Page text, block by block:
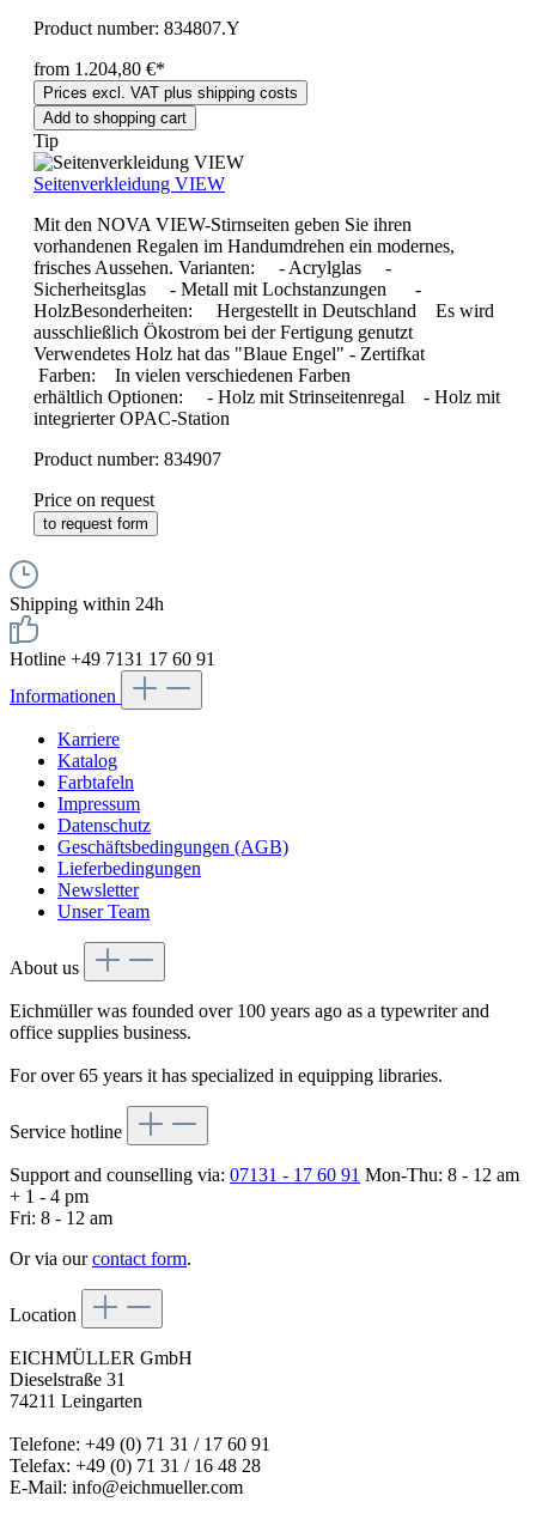
Product number: 834807.Y
from 1.204,80 €*
Prices excl. VAT plus shipping costs
Add to shopping cart
Tip
Seitenverkleidung VIEW
Mit den NOVA VIEW-Stirnseiten geben Sie ihren
vorhandenen Regalen im Handumdrehen ein modernes,
frisches Aussehen. Varianten: - Acrylglas -
Sicherheitsglas - Metall mit Lochstanzungen -
HolzBesonderheiten: Hergestellt in Deutschland Es wird
ausschließlich Ökostrom bei der Fertigung genutzt
Verwendetes Holz hat das "Blaue Engel" - Zertifkat
Farben: In vielen verschiedenen Farben
erhältlich Optionen: - Holz mit Strinseitenregal - Holz mit
integrierter OPAC-Station
Product number: 834907
Price on request
to request form
Shipping within 24h
Hotline +49 7131 17 60 91
Informationen
Karriere
Katalog
Farbtafeln
Impressum
Datenschutz
Geschäftsbedingungen (AGB)
Lieferbedingungen
Newsletter
Unser Team
About us
Eichmüller was founded over 100 years ago as a typewriter and
office supplies business.
For over 65 years it has specialized in equipping libraries.
Service hotline
Support and counselling via: 07131 - 17 60 91 Mon-Thu: 8 - 12 am
+ 1 - 4 pm
Fri: 8 - 12 am
Or via ourcontact form.
Location
EICHMÜLLER GmbH
Dieselstraße 31
74211 Leingarten
Telefone: +49 (0) 71 31 / 17 60 91
Telefax: +49 (0) 71 31 / 16 48 28
E-Mail: info@eichmueller.com